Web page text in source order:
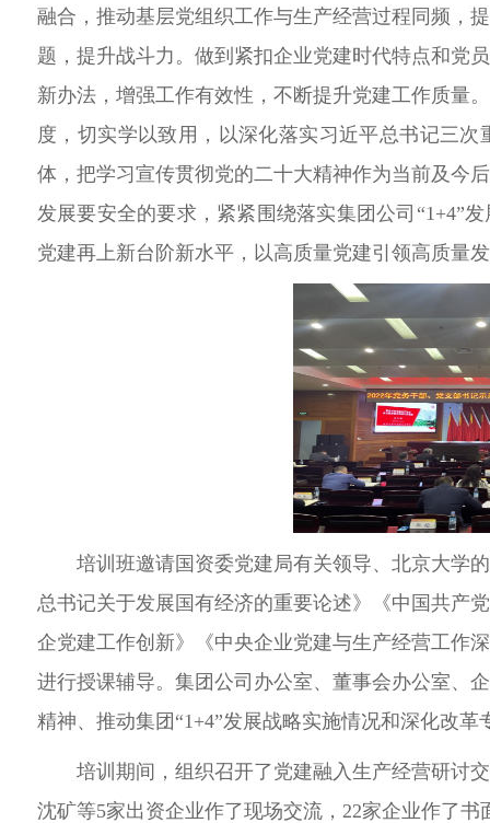
融合，推动基层党组织工作与生产经营过程同频，
题，提升战斗力。做到紧扣企业党建时代特点和党
新办法，增强工作有效性，不断提升党建工作质量
度，切实学以致用，以深化落实习近平总书记三
体，把学习宣传贯彻党的二十大精神作为当前及今
发展要安全的要求，紧紧围绕落实集团公司“1+4”
党建再上新台阶新水平，以高质量党建引领高质量
培训班邀请国资委党建局有关领导、北京大学
总书记关于发展国有经济的重要论述》《中国共产
企党建工作创新》《中央企业党建与生产经营工作
进行授课辅导。集团公司办公室、董事会办公室、
精神、 推动集团“1+4”发展战略实施情况和深化改革
培训期间，组织召开了党建融入生产经营研讨
沈矿等5家出资企业作了现场交流， 22家企业作了书